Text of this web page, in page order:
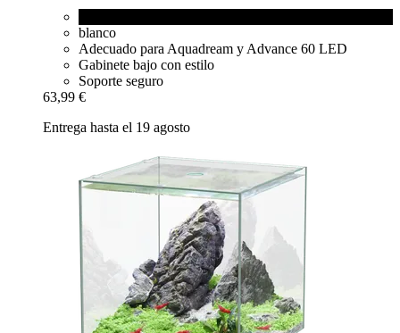
blanco
Adecuado para Aquadream y Advance 60 LED
Gabinete bajo con estilo
Soporte seguro
63,99 €
Entrega hasta el 19 agosto